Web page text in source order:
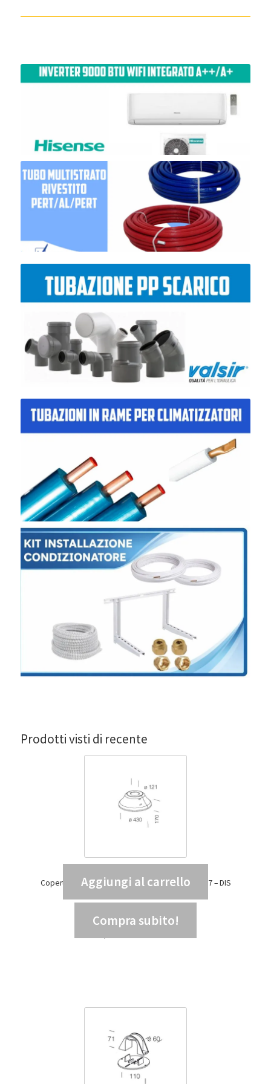
Prodotti visti di recente
Copertura base palo 222 diametro 120 GREY9007 – DIS
IVA INCLUSA
€
Aggiungi al carrello
Compra subito!